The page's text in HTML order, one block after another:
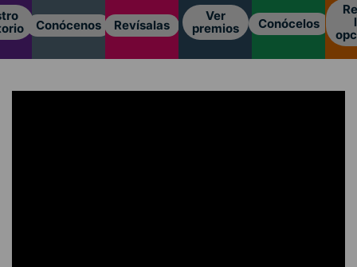
Conócenos Revísalas
Ver
premios
Conócelos
Revisa
las